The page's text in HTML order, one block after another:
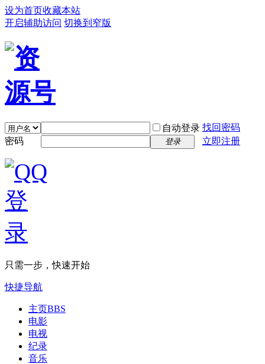
设为首页收藏本站
开启辅助访问 切换到窄版
自动登录 找回密码
密码
登录 立即注册
只需一步，快速开始
快捷导航
主页BBS
电影
电视
纪录
音乐